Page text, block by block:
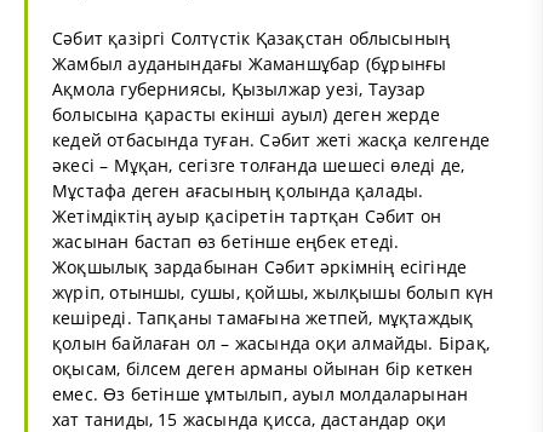
Сәбит қазіргі Солтүстік Қазақстан облысының
Жамбыл ауданындағы Жаманшұбар (бұрынғы
Ақмола губерниясы, Қызылжар уезі, Таузар
болысына қарасты екінші ауыл) деген жерде
кедей отбасында туған. Сәбит жеті жасқа келгенде
әкесі – Мұқан, сегізге толғанда шешесі өледі де,
Мұстафа деген ағасының қолында қалады.
Жетімдіктің ауыр қасіретін тартқан Сәбит он
жасынан бастап өз бетінше еңбек етеді.
Жоқшылық зардабынан Сәбит әркімнің есігінде
жүріп, отыншы, сушы, қойшы, жылқышы болып күн
кешіреді. Тапқаны тамағына жетпей, мұқтаждық
қолын байлаған ол – жасында оқи алмайды. Бірақ,
оқысам, білсем деген арманы ойынан бір кеткен
емес. Өз бетінше ұмтылып, ауыл молдаларынан
хат таниды, 15 жасында қисса, дастандар оқи